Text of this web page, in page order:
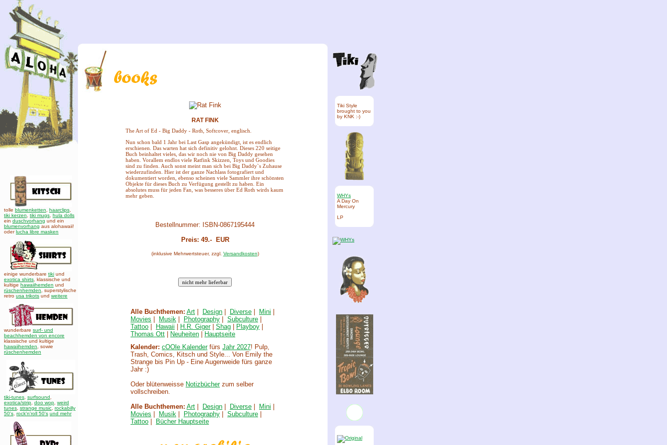
tolle blumenketten haarclips
tiki kerzen
tiki mugs hula dolls
ein duschvorhang und ein
blumenvorhang aus alohawaii!
oderlucha libre masken
einige wunderbare tiki und
exotica shirts , klassische und
kultige hawaiihemden und
rüschenhemden , superstylische
retro usa trikots und weitere
wunderbare surf- und
beachhemden von encore
klassische und kultige
hawaiihemden
sowie
rüschenhemden
tiki-tunes surfsound
exotica/strip doo wop weird
tunes strange music rockabilly
50's rock'n'roll 50's und mehr
RAT FINK
The Art of Ed - Big Daddy - Roth, Softcover, englisch.
Nun schon bald 1 Jahr bei Last Gasp angekündigt, ist es endlich
erschienen. Das warten hat sich definitiv gelohnt. Dieses 220 seitige
Buch beinhaltet vieles, das wir noch nie von Big Daddy gesehen
haben. Vorallem endlos viele Ratfink Skizzen, Toys und Goodies
sind zu finden. Auch sonst meint man sich bei Big Daddy`s Zuhause
wiederzufinden. Hier ist der ganze Nachlass fotografiert und
dokumentiert worden, ebenso scheinen viele Sammler ihre schönsten
Objekte für dieses Buch zu Verfügung gestellt zu haben. Ein
absolutes muss für jeden Fan, was besseres über Ed Roth wirds kaum
mehr geben.
Bestellnummer: ISBN-0867195444
Preis: 49.- EUR
(inklusive Mehrwertsteuer, zzgl. Versandkosten)
Alle Buchthemen: Art Design Diverse Mini
Movies
Musik Photography Subculture
Tattoo
Hawaii H.R. Giger| Shag Playboy
Thomas Ott
Neuheiten
Hauptseite
Kalender: cOOle Kalenderfürs Jahr 2027! Pulp,
Trash, Comics, Kitsch und Style... Von Emily the
Strange bis Pin Up - Eine Augenweide fürs ganze
Jahr :)
Oder blütenweisse Notizbücherzum selber
vollschreiben.
Alle Buchthemen: Art Design Diverse Mini
Movies
Musik Photography Subculture
Tattoo
Bücher Hauptseite
Tiki Style
brought to you
by KNK :-)
WHYs
A Day On
Mercury
LP